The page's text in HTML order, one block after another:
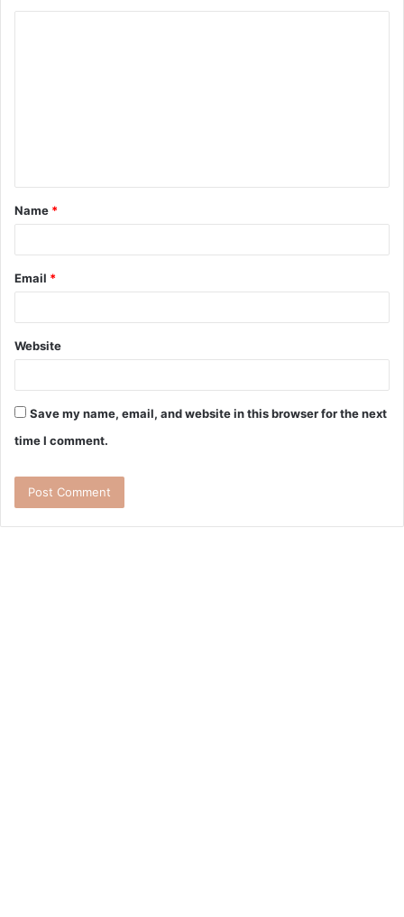
Name *
Email *
Website
Save my name, email, and website in this browser for the next
time I comment.